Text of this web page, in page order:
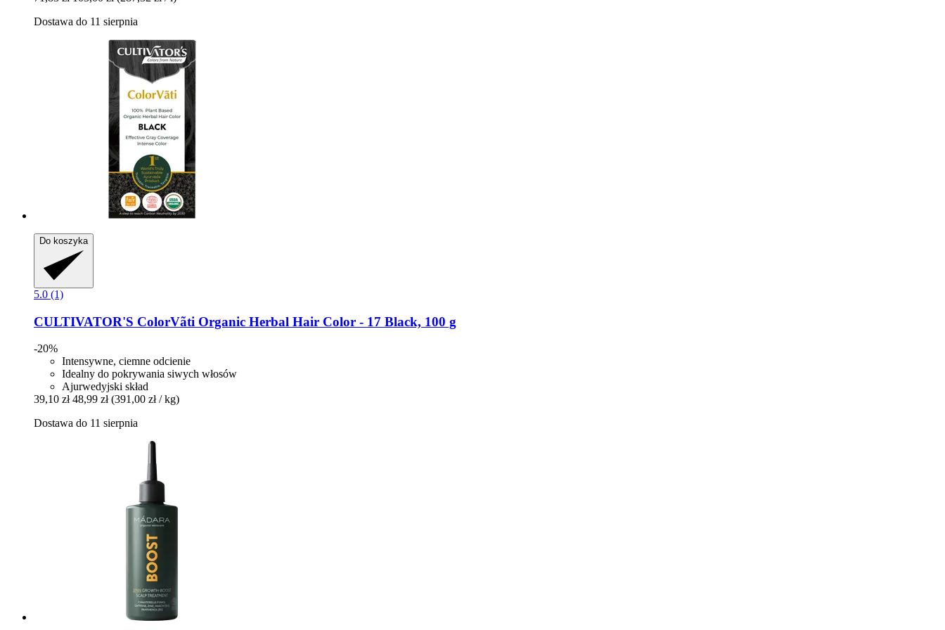
Dostawa do 11 sierpnia
Do koszyka
5.0 (1)
CULTIVATOR'S ColorVãti Organic Herbal Hair Color -​ 17 Black, 100 g
-20%
Intensywne, ciemne odcienie
Idealny do pokrywania siwych włosów
Ajurwedyjski skład
39,10 zł 48,99 zł (391,00 zł / kg)
Dostawa do 11 sierpnia